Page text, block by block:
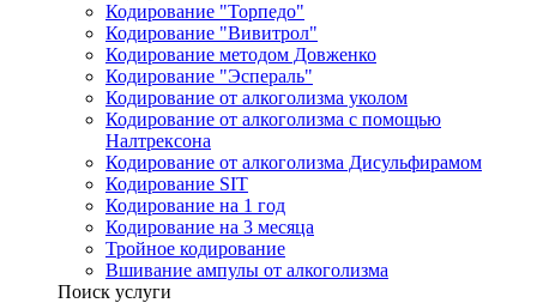
Кодирование "Торпедо"
Кодирование "Вивитрол"
Кодирование методом Довженко
Кодирование "Эспераль"
Кодирование от алкоголизма уколом
Кодирование от алкоголизма с помощью
Налтрексона
Кодирование от алкоголизма Дисульфирамом
Кодирование SIT
Кодирование на 1 год
Кодирование на 3 месяца
Тройное кодирование
Вшивание ампулы от алкоголизма
Поиск услуги